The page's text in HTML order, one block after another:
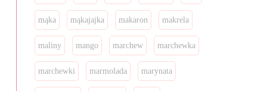
mąka mąkajajka makaron makrela
maliny mango marchew marchewka
marchewki marmolada marynata